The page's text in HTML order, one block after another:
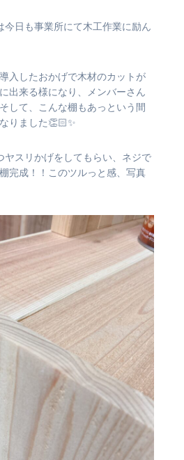
今日も事業所にて木工作業に励ん
入したおかげで木材のカットが
出来る様になり、メンバーさん
して、こんな棚もあっという間
りました👏🏻✨
ヤスリかげをしてもらい、ネジで
完成！！このツルっと感、写真